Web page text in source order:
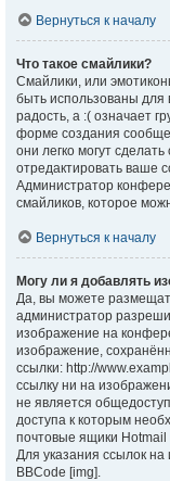
Вернуться к началу
Что такое смайлики?
Смайлики, или
быть использованы для
радость, а :( означает
форме создания
они легко могут
отредактировать ваше
Администратор
смайликов, которое
Вернуться к началу
Могу ли я добавлять
Да, вы можете
администратор
изображение на
изображение,
ссылки: http://
ссылку ни на
не является
доступа к которым
почтовые ящики
Для указания ссылок
BBCode [img].